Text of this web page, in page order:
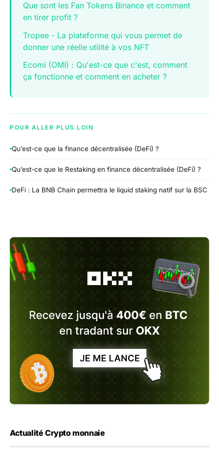
Que sont les Fan Tokens Binance et comment
en tirer profit ?
Tropee - La plateforme qui vous permet de
donner une réelle utilité à vos NFT
Ecomi (OMI) : Qu'est-ce que c'est, comment
ça fonctionne et comment en acheter ?
POUR ALLER PLUS LOIN
Qu’est-ce que la finance décentralisée (DeFi) ?
Qu’est-ce que le Restaking en finance décentralisée (DeFi) ?
DeFi : La BNB Chain permettra le liquid staking natif sur la BSC
Actualité Crypto monnaie